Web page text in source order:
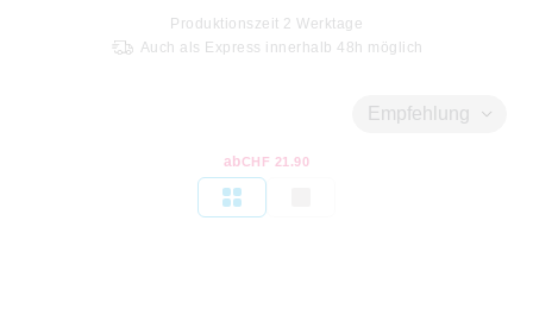
Produktionszeit 2 Werktage
Auch als Express innerhalb 48h möglich
Empfehlung
abCHF 21.90